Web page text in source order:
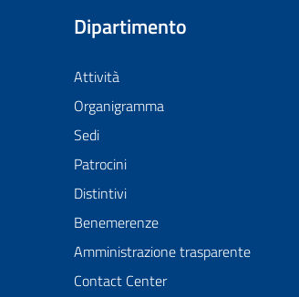
Civile
Dipartimento
Attività
Organigramma
Sedi
Patrocini
Distintivi
Benemerenze
Amministrazione trasparente
Contact Center